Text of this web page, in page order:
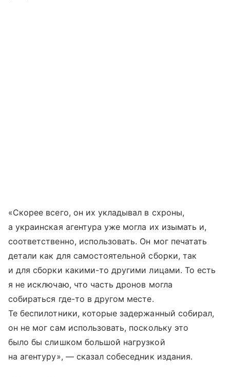
«Скорее всего, он их укладывал в схроны,
а украинская агентура уже могла их изымать и,
соответственно, использовать. Он мог печатать
детали как для самостоятельной сборки, так
и для сборки какими-то другими лицами. То есть
я не исключаю, что часть дронов могла
собираться где-то в другом месте.
Те беспилотники, которые задержанный собирал,
он не мог сам использовать, поскольку это
было бы слишком большой нагрузкой
на агентуру», — сказал собеседник издания.